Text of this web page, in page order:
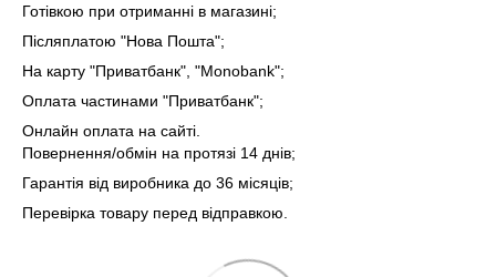
Готівкою при отриманні в магазині;
Післяплатою "Нова Пошта";
На карту "Приватбанк", "Monobank";
Оплата частинами "Приватбанк";
Онлайн оплата на сайті.
Повернення/обмін на протязі 14 днів;
Гарантія від виробника до 36 місяців;
Перевірка товару перед відправкою.